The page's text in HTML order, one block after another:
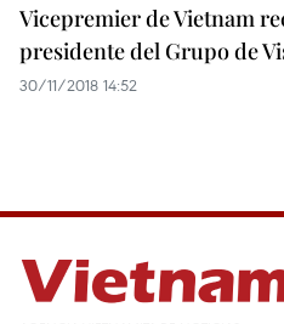
Vicepremier de Vietnam
presidente del Grupo de
30/11/2018 14:52